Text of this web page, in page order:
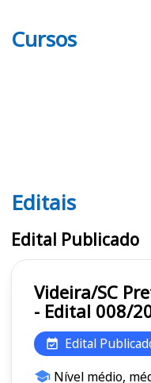
Cursos
Editais
Editais
Edital Publicado
Videira/SC Prefeitura Municipal
- Edital 008/
Edital
Nível médio,